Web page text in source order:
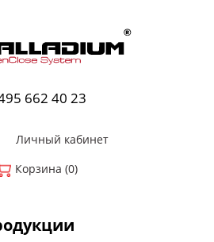
662 40 23
Личный кабинет
Корзина (0)